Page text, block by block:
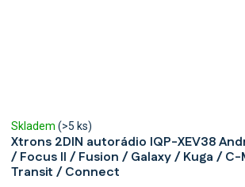
Xtrons 2DIN autorádio IQP-XEV38
/ Focus II / Fusion / Galaxy / Kuga /
Transit / Connect
Skladem (>5 ks)